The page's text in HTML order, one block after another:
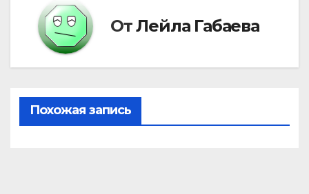
ОтЛейла Габаева
Похожая запись